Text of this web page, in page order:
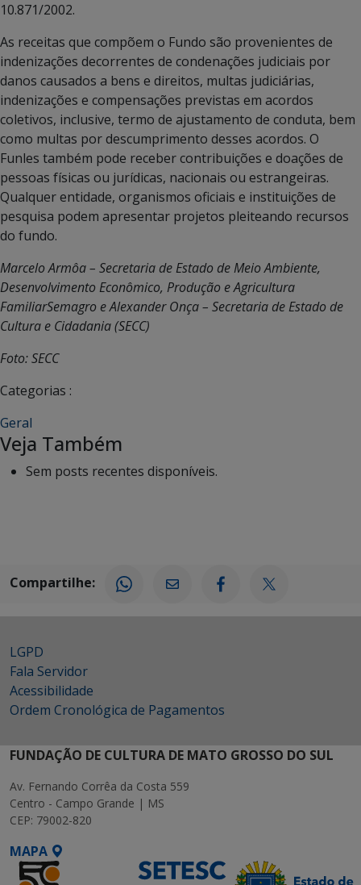
10.871/2002.
As receitas que compõem o Fundo são provenientes de
indenizações decorrentes de condenações judiciais por
danos causados a bens e direitos, multas judiciárias,
indenizações e compensações previstas em acordos
coletivos, inclusive, termo de ajustamento de conduta, bem
como multas por descumprimento desses acordos. O
Funles também pode receber contribuições e doações de
pessoas físicas ou jurídicas, nacionais ou estrangeiras.
Qualquer entidade, organismos oficiais e instituições de
pesquisa podem apresentar projetos pleiteando recursos
do fundo.
Marcelo Armôa – Secretaria de Estado de Meio Ambiente,
Desenvolvimento Econômico, Produção e Agricultura
FamiliarSemagro e Alexander Onça – Secretaria de Estado de
Cultura e Cidadania (SECC)
Foto: SECC
Categorias :
Geral
Veja Também
Sem posts recentes disponíveis.
Compartilhe:
LGPD
Fala Servidor
Acessibilidade
Ordem Cronológica de Pagamentos
FUNDAÇÃO DE CULTURA DE MATO GROSSO DO SUL
Av. Fernando Corrêa da Costa 559
Centro - Campo Grande | MS
CEP: 79002-820
MAPA